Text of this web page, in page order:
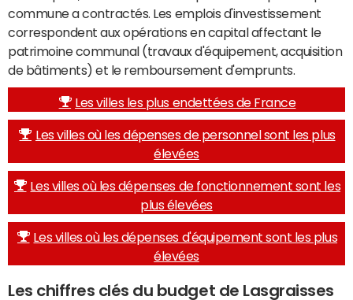
commune a contractés. Les emplois d'investissement
correspondent aux opérations en capital affectant le
patrimoine communal (travaux d'équipement, acquisition
de bâtiments) et le remboursement d'emprunts.
Les villes les plus endettées de France
Les villes où les dépenses de personnel sont les plus
élevées
Les villes où les dépenses de fonctionnement sont les
plus élevées
Les villes où les dépenses d'équipement sont les plus
élevées
Les chiffres clés du budget de Lasgraisses